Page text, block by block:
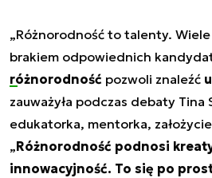
„Różnorodność to talenty.
brakiem odpowiednich
różnorodność pozwoli znaleźć
zauważyła podczas debaty Tina
edukatorka, mentorka,
„Różnorodność podnosi
innowacyjność. To się po